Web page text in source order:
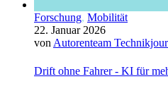
Forschung, Mobilität
22. Januar 2026
von Autorenteam
Drift ohne Fahrer - KI für